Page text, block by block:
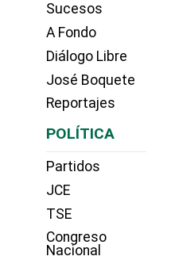
Sucesos
A Fondo
Diálogo Libre
José Boquete
Reportajes
POLÍTICA
Partidos
JCE
TSE
Congreso
Nacional